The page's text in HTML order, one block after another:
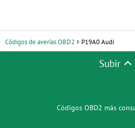
Códigos de averías OBD2 P19A0 Audi
Subir
Códigos OBD2 más